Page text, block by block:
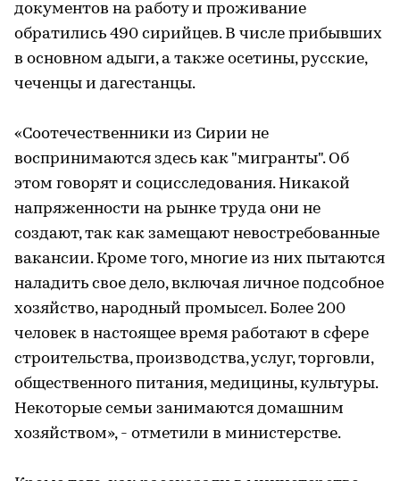
документов на работу и проживание
обратились 490 сирийцев. В числе прибывших
в основном адыги, а также осетины, русские,
чеченцы и дагестанцы.
«Соотечественники из Сирии не
воспринимаются здесь как "мигранты". Об
этом говорят и социсследования. Никакой
напряженности на рынке труда они не
создают, так как замещают невостребованные
вакансии. Кроме того, многие из них пытаются
наладить свое дело, включая личное подсобное
хозяйство, народный промысел. Более 200
человек в настоящее время работают в сфере
строительства, производства, услуг, торговли,
общественного питания, медицины, культуры.
Некоторые семьи занимаются домашним
хозяйством», - отметили в министерстве.